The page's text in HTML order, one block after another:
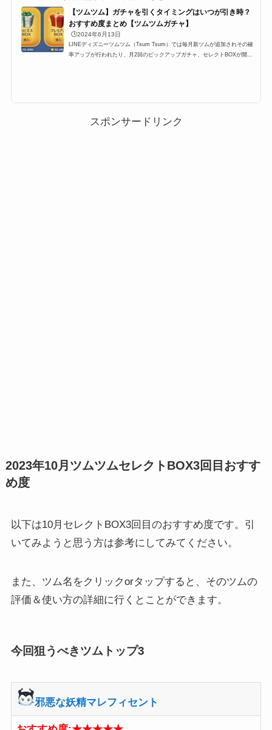
【ツムツム】ガチャを引くタイミングはいつが引き時？
おすすめ度まとめ【ツムツムガチャ】
🕒️2024年6月13日
LINEディズニーツムツム（Tsum Tsum）では毎月新ツムが追加されその確
率アップが行われたり、月2回のピックアップガチャ、セレクトBOXが開催
ツム（Tsum Tsum）では毎月新ツムが...
スポンサードリンク
2023年10月ツムツムセレクトBOX3回目おすす
め度
以下は10月セレクトBOX3回目のおすすめ度です。引
いてみようと思う方は参考にしてみてください。
また、ツム名をクリックorタップすると、そのツムの
評価＆使い方の詳細に行くとことができます。
今回狙うべきツムトップ3
邪悪な妖精マレフィセント